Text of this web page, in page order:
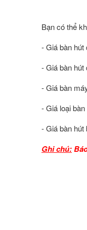
Bạn có thể
- Giá bàn hút
- Giá bàn hút
- Giá bàn
- Giá loại
- Giá bàn hút
Ghi chú: